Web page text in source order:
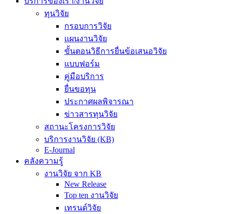
ทุนวิจัย
กรอบการวิจัย
แผนงานวิจัย
ขั้นตอนวิธีการยื่นข้อเสนอวิจัย
แบบฟอร์ม
คู่มือบริการ
ยื่นขอทุน
ประกาศผลพิจารณา
ข่าวสารทุนวิจัย
สถานะโครงการวิจัย
บริการงานวิจัย (KB)
E-Journal
คลังความรู้
งานวิจัย จาก KB
New Release
Top ten งานวิจัย
เทรนด์วิจัย